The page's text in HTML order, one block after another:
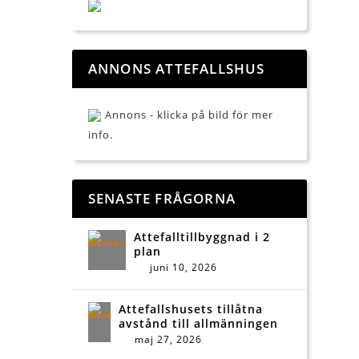
ANNONS ATTEFALLSHUS
Annons - klicka på bild för mer
info.
SENASTE FRÅGORNA
Attefalltillbyggnad i 2
plan
juni 10, 2026
Attefallshusets tillåtna
avstånd till allmänningen
maj 27, 2026